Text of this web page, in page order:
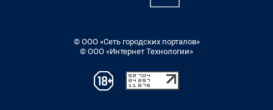
© ООО «Сеть городских порталов»
© ООО «Интернет Технологии»